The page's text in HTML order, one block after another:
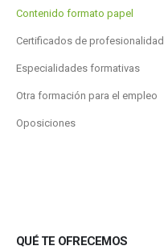
Contenido formato papel
Certificados de profesionalidad
Especialidades formativas
Otra formación para el empleo
Oposiciones
QUÉ TE OFRECEMOS